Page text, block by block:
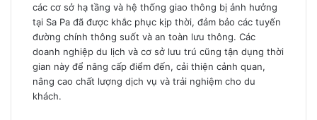
các cơ sở hạ tầng và hệ thống giao thông bị ảnh hưởng
tại Sa Pa đã được khắc phục kịp thời, đảm bảo các tuyến
đường chính thông suốt và an toàn lưu thông. Các
doanh nghiệp du lịch và cơ sở lưu trú cũng tận dụng thời
gian này để nâng cấp điểm đến, cải thiện cảnh quan,
nâng cao chất lượng dịch vụ và trải nghiệm cho du
khách.